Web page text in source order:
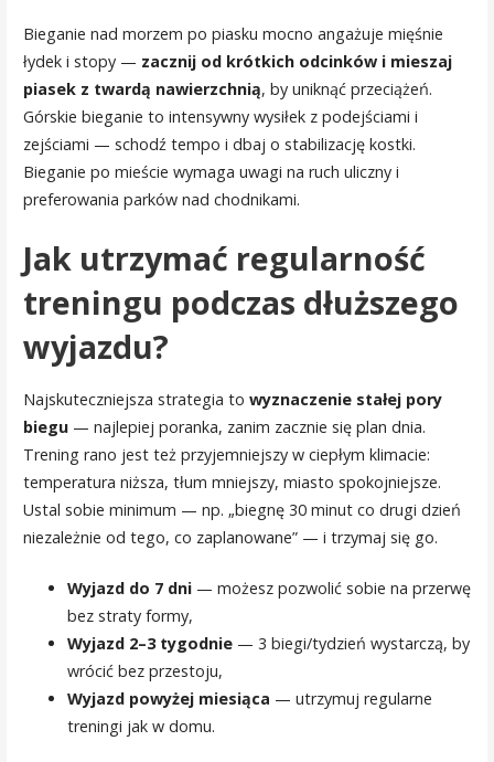
Bieganie nad morzem po piasku mocno angażuje mięśnie
łydek i stopy — zacznij od krótkich odcinków i mieszaj
piasek z twardą nawierzchnią, by uniknąć przeciążeń.
Górskie bieganie to intensywny wysiłek z podejściami i
zejściami — schodź tempo i dbaj o stabilizację kostki.
Bieganie po mieście wymaga uwagi na ruch uliczny i
preferowania parków nad chodnikami.
Jak utrzymać regularność
treningu podczas dłuższego
wyjazdu?
Najskuteczniejsza strategia to wyznaczenie stałej pory
biegu— najlepiej poranka, zanim zacznie się plan dnia.
Trening rano jest też przyjemniejszy w ciepłym klimacie:
temperatura niższa, tłum mniejszy, miasto spokojniejsze.
Ustal sobie minimum — np. „biegnę 30 minut co drugi dzień
niezależnie od tego, co zaplanowane” — i trzymaj się go.
Wyjazd do 7 dni— możesz pozwolić sobie na przerwę
bez straty formy,
Wyjazd 2–3 tygodnie— 3 biegi/tydzień wystarczą, by
wrócić bez przestoju,
Wyjazd powyżej miesiąca — utrzymuj regularne
treningi jak w domu.